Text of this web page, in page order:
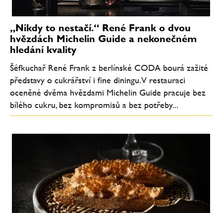
„Nikdy to nestačí.“ René Frank o dvou
hvězdách Michelin Guide a nekonečném
hledání kvality
Šéfkuchař René Frank z berlínské CODA bourá zažité
představy o cukrářství i fine diningu. V restauraci
oceněné dvěma hvězdami Michelin Guide pracuje bez
bílého cukru, bez kompromisů a bez potřeby...